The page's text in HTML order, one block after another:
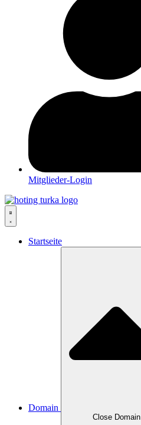
Mitglieder-Login
Startseite
Domain
Close Domain